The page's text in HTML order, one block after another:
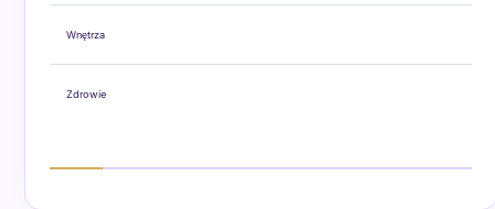
Wnętrza
Zdrowie